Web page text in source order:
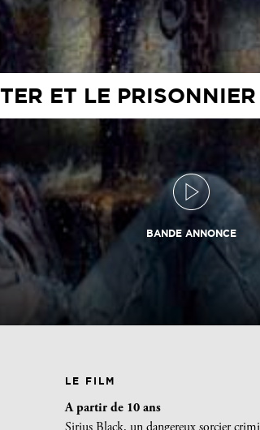
ET LE
BANDE ANNONCE
LE FILM
A partir de 10 ans
Sirius Black, un dangereux sorcier